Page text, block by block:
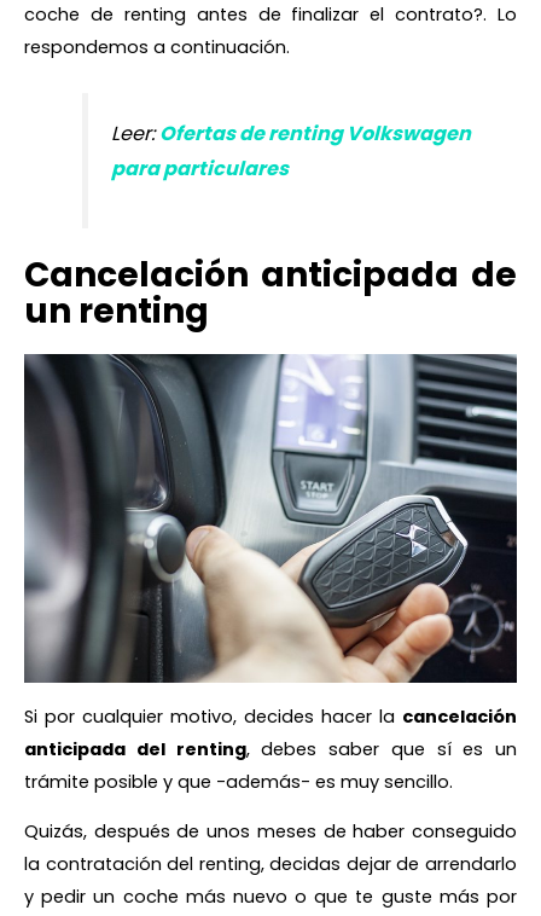
coche de renting antes de finalizar el contrato?. Lo
respondemos a continuación.
Leer:Ofertas de renting Volkswagen
para particulares
Cancelación anticipada de
un renting
Si por cualquier motivo, decides hacer la cancelación
anticipada del renting, debes saber que sí es un
trámite posible y que -además- es muy sencillo.
Quizás, después de unos meses de haber conseguido
la contratación del renting, decidas dejar de arrendarlo
y pedir un coche más nuevo o que te guste más por